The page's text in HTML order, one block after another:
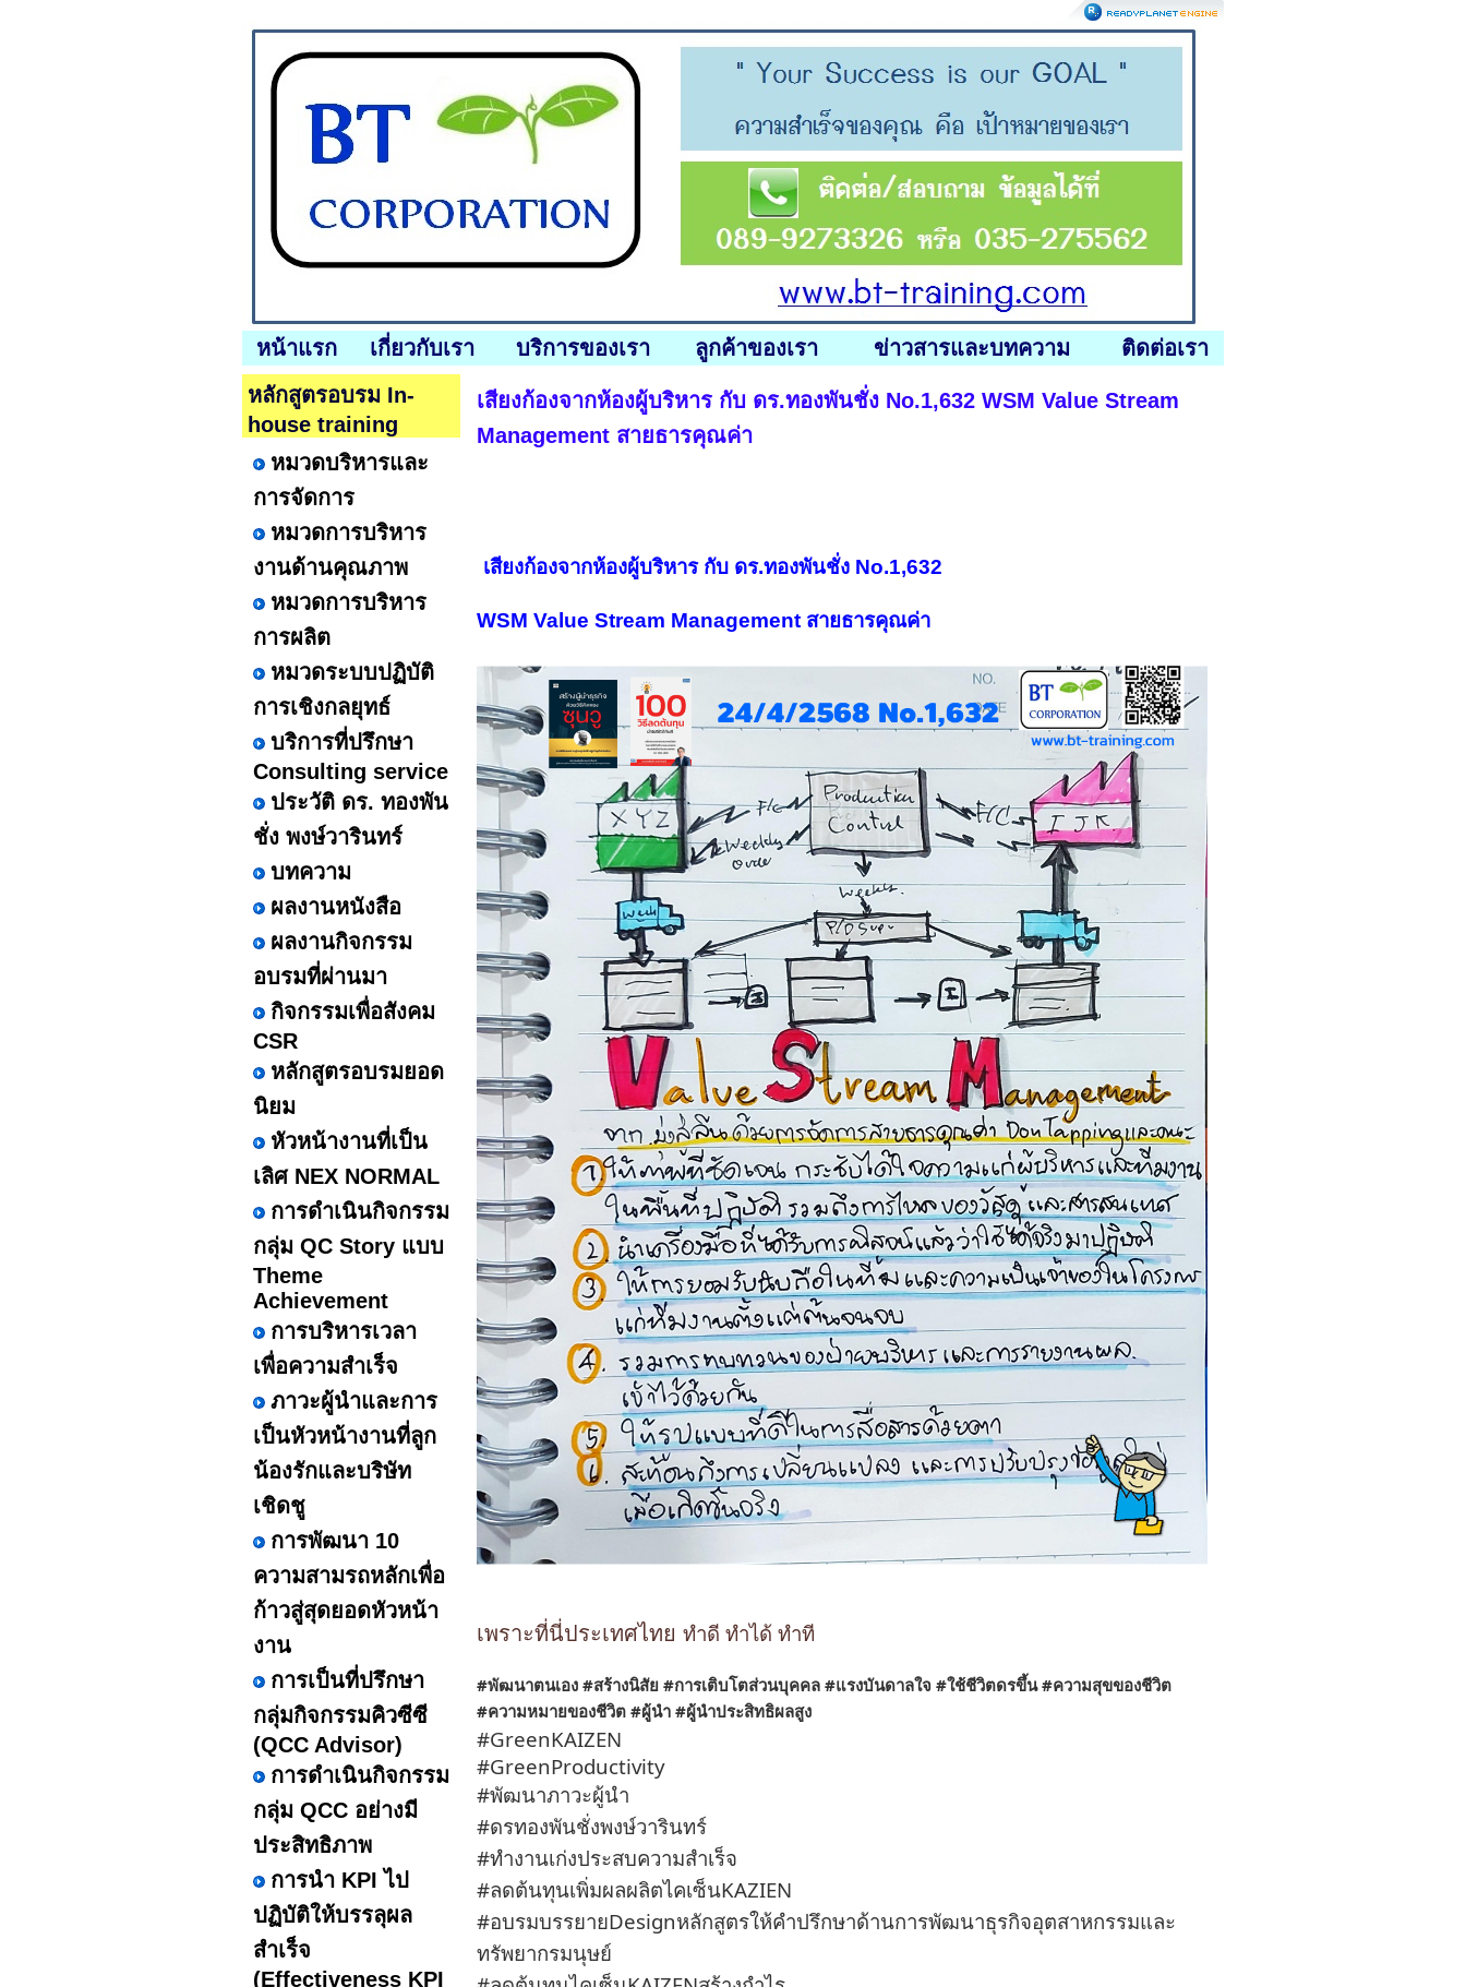
หน้าแรก เกี่ยวกับเรา บริการของเรา ลูกค้าของเรา ข่าวสารและบทความ
ติดต่อเรา
หลักสูตรอบรม In-
house training
หมวดบริหารและ
การจัดการ
หมวดการบริหาร
งานด้านคุณภาพ
หมวดการบริหาร
การผลิต
หมวดระบบปฏิบัติ
การเชิงกลยุทธ์
บริการที่ปรึกษา
Consulting service
ประวัติ ดร. ทองพัน
ชั่ง พงษ์วารินทร์
บทความ
ผลงานหนังสือ
ผลงานกิจกรรม
อบรมที่ผ่านมา
กิจกรรมเพื่อสังคม
CSR
หลักสูตรอบรมยอด
นิยม
หัวหน้างานที่เป็น
เลิศ NEX NORMAL
การดำเนินกิจกรรม
กลุ่ม QC Story แบบ
Theme
Achievement
การบริหารเวลา
เพื่อความสำเร็จ
ภาวะผู้นำและการ
เป็นหัวหน้างานที่ลูก
น้องรักและบริษัท
เชิดชู
การพัฒนา 10
ความสามรถหลักเพื่อ
ก้าวสู่สุดยอดหัวหน้า
งาน
การเป็นที่ปรึกษา
กลุ่มกิจกรรมคิวซีซี
(QCC Advisor)
การดำเนินกิจกรรม
กลุ่ม QCC อย่างมี
ประสิทธิภาพ
การนำ KPI ไป
ปฏิบัติให้บรรลุผล
สำเร็จ
(Effectiveness KPI
เสียงก้องจากห้องผู้บริหาร กับ ดร.ทองพันชั่ง No.1,632 WSM Value Stream
Management สายธารคุณค่า
เสียงก้องจากห้องผู้บริหาร กับ ดร.ทองพันชั่ง No.1,632
WSM Value Stream Management สายธารคุณค่า
เพราะที่นี่ประเทศไทย ทำดี ทำได้ ทำที
#พัฒนาตนเอง #สร้างนิสัย #การเติบโตส่วนบุคคล #แรงบันดาลใจ #ใช้ชีวิตดรขึ้น #ความสุขของชีวิต
#ความหมายของชีวิต #ผู้นำ #ผู้นำประสิทธิผลสูง
#GreenKAIZEN
#GreenProductivity
#พัฒนาภาวะผู้นำ
#ดรทองพันชั่งพงษ์วารินทร์
#ทำงานเก่งประสบความสำเร็จ
#ลดต้นทุนเพิ่มผลผลิตไคเซ็นKAZIEN
#อบรมบรรยายDesignหลักสูตรให้คำปรึกษาด้านการพัฒนาธุรกิจอุตสาหกรรมและ
ทรัพยากรมนุษย์